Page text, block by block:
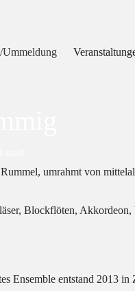
Ummeldung
umrahmt von
Blockflöten,
Ensemble entstand 2013